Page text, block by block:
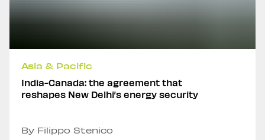
Asia & Pacific
India-Canada: the agreement that
reshapes New Delhi’s energy security
By Filippo Stenico